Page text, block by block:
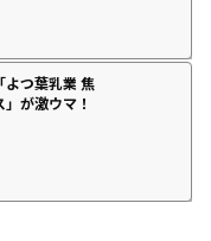
よつ葉乳業 焦
が激ウマ！